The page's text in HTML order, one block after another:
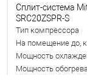
Сплит-система
SRC20ZSPR-S
Тип компрессора
На помещение до,
Мощность
Мощность